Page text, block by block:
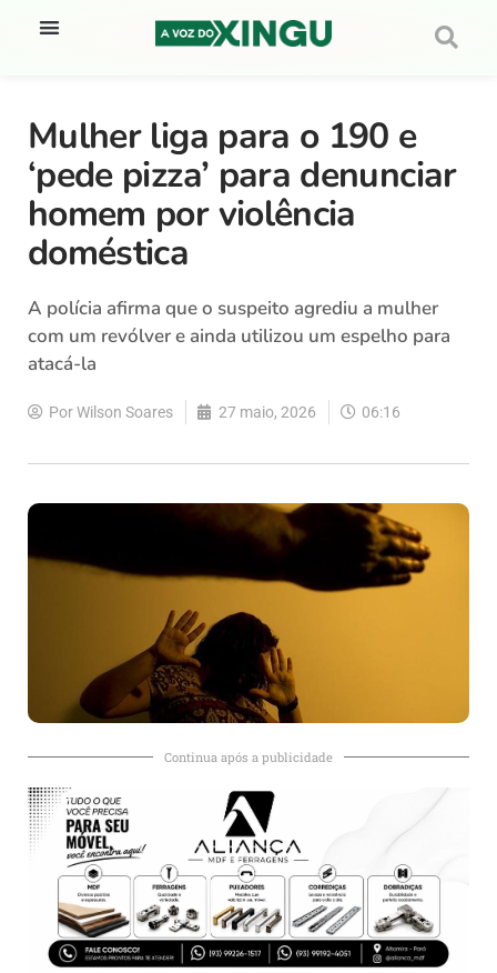
Mulher liga para o 190 e
‘pede pizza’ para denunciar
homem por violência
doméstica
A polícia afirma que o suspeito agrediu a mulher
com um revólver e ainda utilizou um espelho para
atacá-la
PorWilson Soares 27 maio, 2026 06:16
Continua após a publicidade